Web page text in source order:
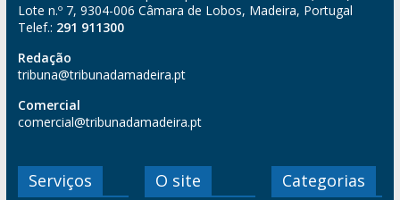
Lote n.º 7, 9304-006 Câmara de Lobos, Madeira, Portugal
Telef.: 291 911300
Redação
tribuna@tribunadamadeira.pt
Comercial
comercial@tribunadamadeira.pt
Serviços O site Categorias